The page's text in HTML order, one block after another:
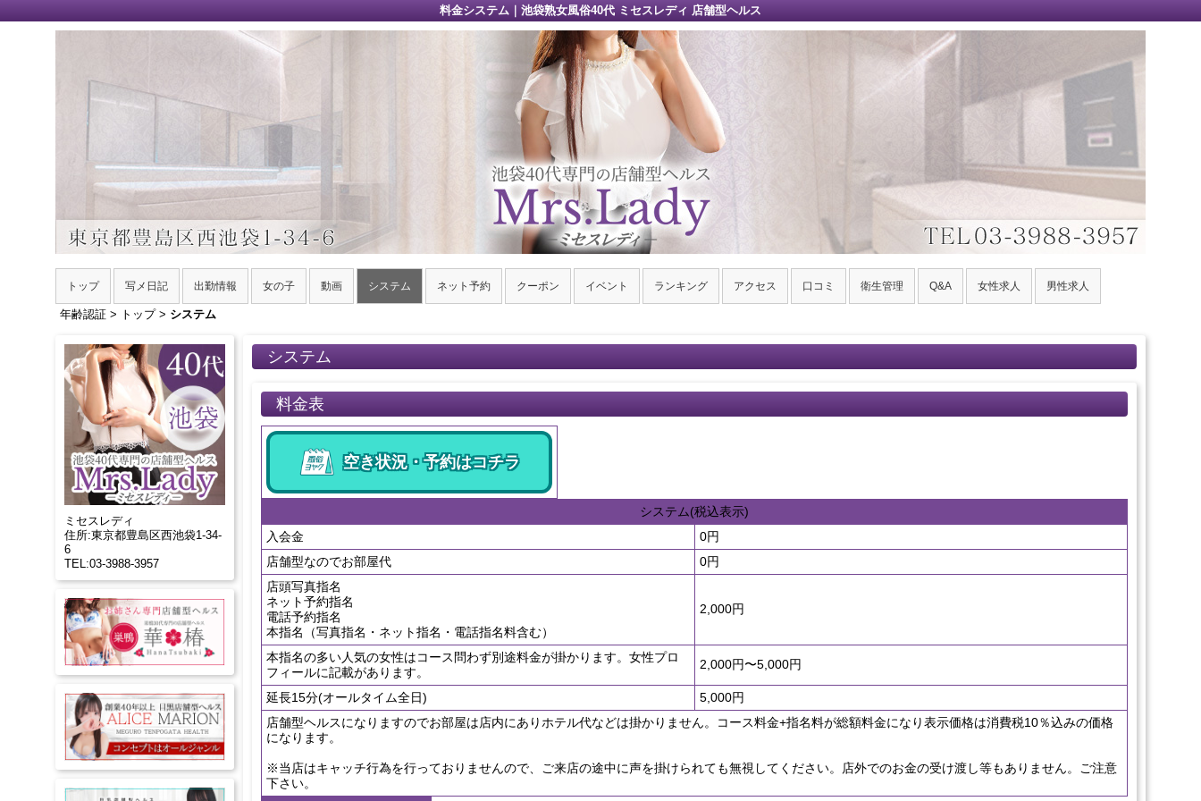
料金システム｜池袋熟女風俗40代 ミセスレディ 店舗型ヘルス
トップ 写メ日記 出勤情報 女の子 動画 システム ネット予約 クーポン イベント ランキング アクセス 口コミ 衛生管理 Q&A 女性求人 男性求人
年齢認証 > トップ> システム
システム
料金表
空き状況・予約はコチラ
システム(税込表示)
入会金
0円
店舗型なのでお部屋代
0円
店頭写真指名
ネット予約指名
電話予約指名
本指名（写真指名・ネット指名・電話指名料含む）
2,000円
本指名の多い人気の女性はコース問わず別途料金が掛かります。女性プロ
フィールに記載があります。
2,000円〜5,000円
延長15分(オールタイム全日)
5,000円
店舗型ヘルスになりますのでお部屋は店内にありホテル代などは掛かりません。コース料金+指名料が総額料金になり表示価格は消費税10％込みの価格
になります。
※当店はキャッチ行為を行っておりませんので、ご来店の途中に声を掛けられても無視してください。店外でのお金の受け渡し等もありません。ご注意
下さい。
ミセスレディ
住所:東京都豊島区西池袋1-34-
6
TEL:03-3988-3957